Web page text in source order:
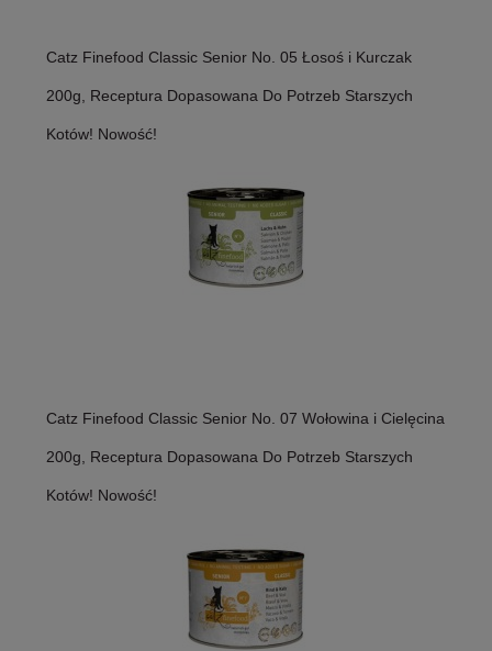
Catz Finefood Classic Senior No. 05 Łosoś i Kurczak
200g, Receptura Dopasowana Do Potrzeb Starszych
Kotów! Nowość!
Catz Finefood Classic Senior No. 07 Wołowina i Cielęcina
200g, Receptura Dopasowana Do Potrzeb Starszych
Kotów! Nowość!